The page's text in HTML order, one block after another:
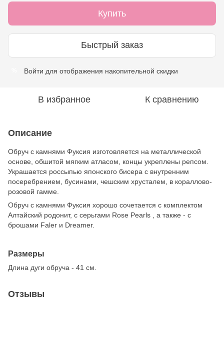
Купить
Быстрый заказ
Войти для отображения накопительной скидки
В избранное К сравнению
Описание
Обруч с камнями Фуксия изготовляется на металлической
основе, обшитой мягким атласом, концы укреплены репсом.
Украшается россыпью японского бисера с внутренним
посеребрением, бусинами, чешским хрусталем, в кораллово-
розовой гамме.
Обруч с камнями Фуксия хорошо сочетается с комплектом
Алтайский родонит, с серьгами Rose Pearls , а также - с
брошами Faler и Dreamer.
Размеры
Длина дуги обруча - 41 см.
Отзывы